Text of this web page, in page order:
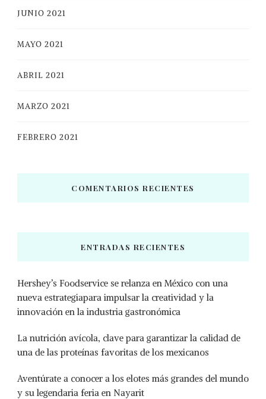
JUNIO 2021
MAYO 2021
ABRIL 2021
MARZO 2021
FEBRERO 2021
COMENTARIOS RECIENTES
ENTRADAS RECIENTES
Hershey’s Foodservice se relanza en México con una
nueva estrategiapara impulsar la creatividad y la
innovación en la industria gastronómica
La nutrición avícola, clave para garantizar la calidad de
una de las proteínas favoritas de los mexicanos
Aventúrate a conocer a los elotes más grandes del mundo
y su legendaria feria en Nayarit